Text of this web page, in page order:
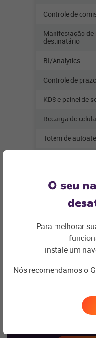
Controle de
Manifestação de
destinatário
BI/Analytics
Controle de
KDS e painel de
Recarga de
Totem de
online
Fale sobre o
O seu
Para melhorar
instale um
Nós recomendamos o